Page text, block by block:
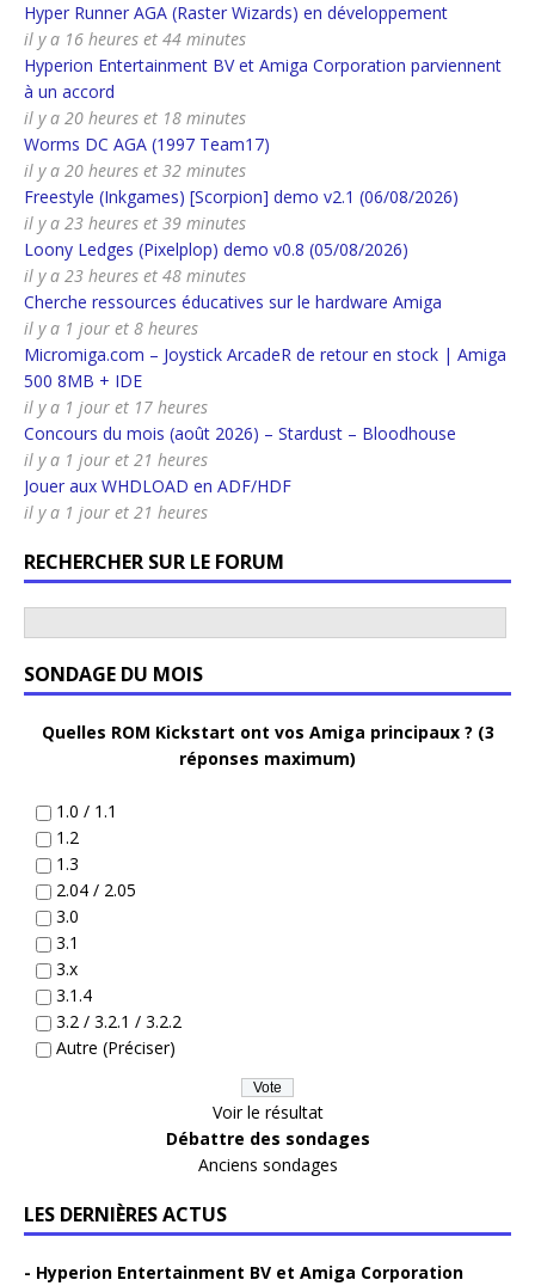
Hyper Runner AGA (Raster Wizards) en développement
il y a 16 heures et 44 minutes
Hyperion Entertainment BV et Amiga Corporation parviennent
à un accord
il y a 20 heures et 18 minutes
Worms DC AGA (1997 Team17)
il y a 20 heures et 32 minutes
Freestyle (Inkgames) [Scorpion] demo v2.1 (06/08/2026)
il y a 23 heures et 39 minutes
Loony Ledges (Pixelplop) demo v0.8 (05/08/2026)
il y a 23 heures et 48 minutes
Cherche ressources éducatives sur le hardware Amiga
il y a 1 jour et 8 heures
Micromiga.com – Joystick ArcadeR de retour en stock | Amiga
500 8MB + IDE
il y a 1 jour et 17 heures
Concours du mois (août 2026) – Stardust – Bloodhouse
il y a 1 jour et 21 heures
Jouer aux WHDLOAD en ADF/HDF
il y a 1 jour et 21 heures
RECHERCHER SUR LE FORUM
SONDAGE DU MOIS
Quelles ROM Kickstart ont vos Amiga principaux ? (3
réponses maximum)
1.0 / 1.1
1.2
1.3
2.04 / 2.05
3.0
3.1
3.x
3.1.4
3.2 / 3.2.1 / 3.2.2
Autre (Préciser)
Voir le résultat
Débattre des sondages
Anciens sondages
LES DERNIÈRES ACTUS
Hyperion Entertainment BV et Amiga Corporation